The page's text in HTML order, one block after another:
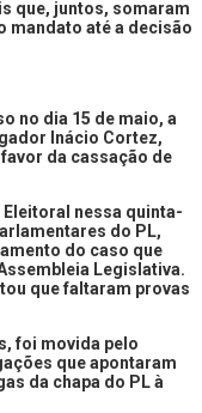
que, juntos, somaram
mandato até a decisão
no dia 15 de maio, a
Inácio Cortez,
da cassação de
nessa quinta-
do PL,
do caso que
Legislativa.
que faltaram provas
foi movida pelo
que apontaram
da chapa do PL à